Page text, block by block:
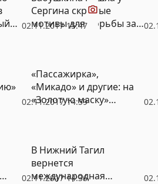
02.11.2017 15:47
Сергина скрытые
мотивы для борьбы за
02.11.2017 14:59
«Пассажирка»,
«Микадо» и другие: на
«Золотую маску»
(ФОТО)
02.11.2017 14:36
В Нижний Тагил
вернется
международная